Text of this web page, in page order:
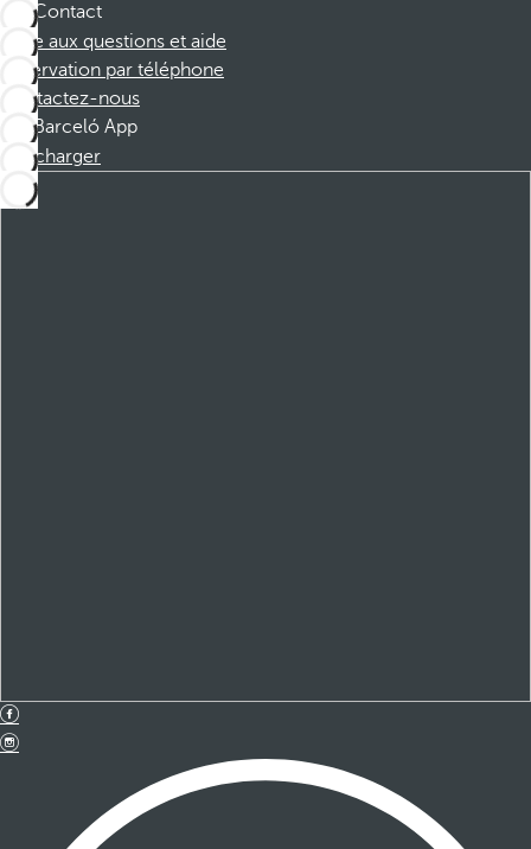
Contact
Foire aux questions et aide
Réservation par téléphone
Contactez-nous
Barceló App
Télécharger